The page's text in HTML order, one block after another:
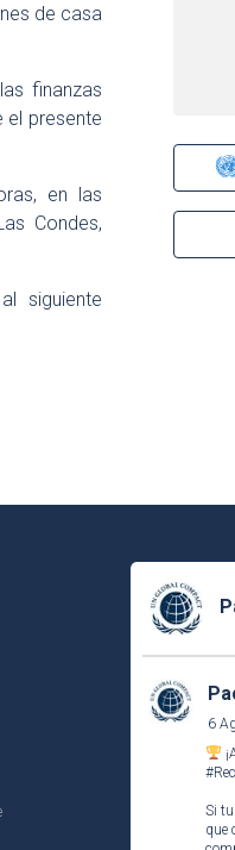
de casa
finanzas
el presente
en las
Condes,
siguiente
6
Si
que